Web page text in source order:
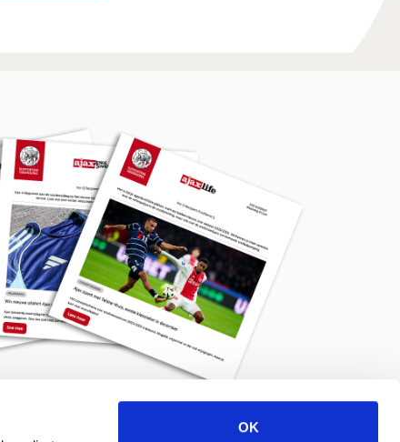
OK
Meld je aan voor de nieuwsbrief